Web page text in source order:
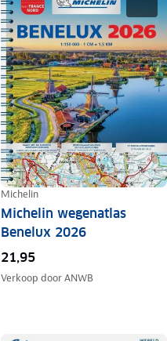
Michelin
Michelin wegenatlas
Benelux 2026
21,95
Verkoop doorANWB